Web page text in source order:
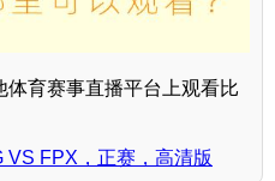
育赛事直播平台上观看比
VS FPX，正赛，高清版